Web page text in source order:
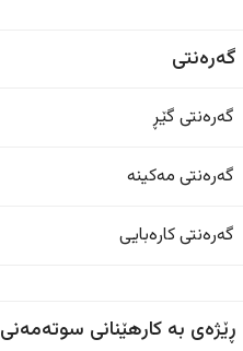
گەرەنتی
گەرەنتی گێڕ
گەرەنتی مەکینە
گەرەنتی کارەبایی
ڕێژەى به کارهێنانی سوتەمەنی